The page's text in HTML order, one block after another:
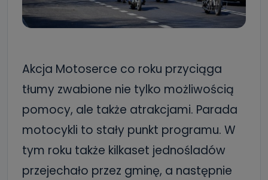
Akcja Motoserce co roku przyciąga
tłumy zwabione nie tylko możliwością
pomocy, ale także atrakcjami. Parada
motocykli to stały punkt programu. W
tym roku także kilkaset jednośladów
przejechało przez gminę, a następnie